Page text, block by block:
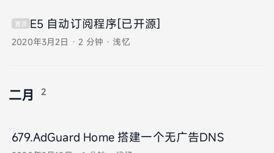
置顶 E5 自动订阅程序[已开源]
2020年3月2日 · 2 分钟 · 浅忆
二月 2
679.AdGuard Home 搭建一个无广告DNS